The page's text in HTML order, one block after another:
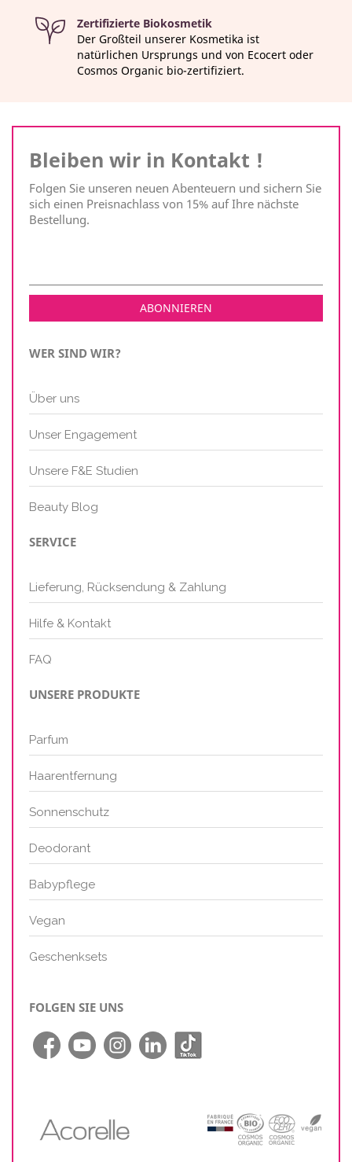
Zertifizierte Biokosmetik
Der Großteil unserer Kosmetika ist
natürlichen Ursprungs und von Ecocert oder
Cosmos Organic bio-zertifiziert.
Bleiben wir in Kontakt !
Folgen Sie unseren neuen Abenteuern und sichern Sie
sich einen Preisnachlass von 15% auf Ihre nächste
Bestellung.
WER SIND WIR?
Über uns
Unser Engagement
Unsere F&E Studien
Beauty Blog
SERVICE
Lieferung, Rücksendung & Zahlung
Hilfe & Kontakt
FAQ
UNSERE PRODUKTE
Parfum
Haarentfernung
Sonnenschutz
Deodorant
Babypflege
Vegan
Geschenksets
FOLGEN SIE UNS